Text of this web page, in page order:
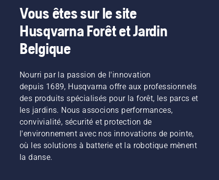
Vous êtes sur le site
Husqvarna Forêt et Jardin
Belgique
Nourri par la passion de l'innovation
depuis 1689, Husqvarna offre aux professionnels
des produits spécialisés pour la forêt, les parcs et
les jardins. Nous associons performances,
convivialité, sécurité et protection de
l'environnement avec nos innovations de pointe,
où les solutions à batterie et la robotique mènent
la danse.